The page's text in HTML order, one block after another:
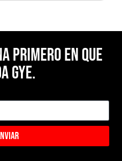
primero en Que
Gye.